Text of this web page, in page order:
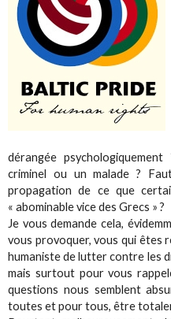
dérangée
criminel ou un malade ?
propagation de ce que
« abominable vice des Grecs » ?
Je vous demande cela,
vous provoquer, vous qui êtes
humaniste de lutter contre les
mais surtout pour vous
questions nous semblent
toutes et pour tous, être